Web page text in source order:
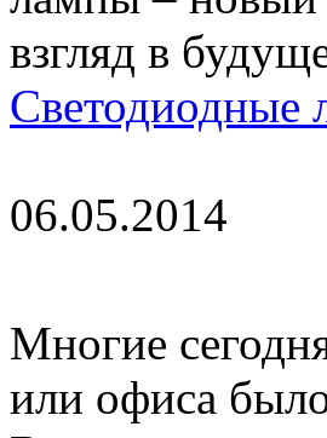
Светодиодные
06.05.2014
Многие
или офиса